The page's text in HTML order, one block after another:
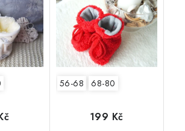
56-68 68-80
199 Kč